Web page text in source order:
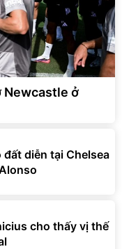
Newcastle ở
diễn tại Chelsea
cho thấy vị thế